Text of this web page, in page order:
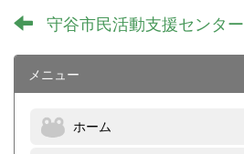
守谷市民活動支援センター
メニュー
ホーム